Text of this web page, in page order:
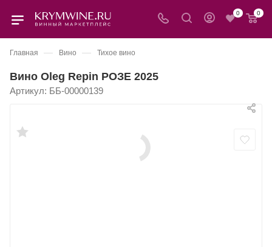
0 0
Главная — Вино — Тихое вино
Вино Oleg Repin РОЗЕ 2025
Артикул: ББ-00000139